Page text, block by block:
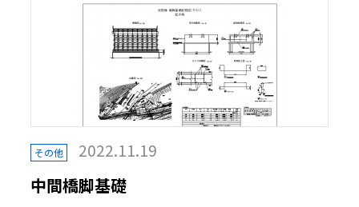
その他 2022.11.19
中間橋脚基礎